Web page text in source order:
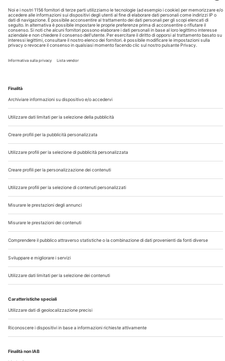
Chi Siamo
Contatti
Note Legali
Privacy
©2026 Edra S.p.a | www.edraspa.it | P.iva 08056040960
| Tel. 02/881841 | Sede legale: Viale Enrico Forlanini 21 -
20134 Milano (Italy)
Registrazione Tribunale di Milano n° 5578/2022 del